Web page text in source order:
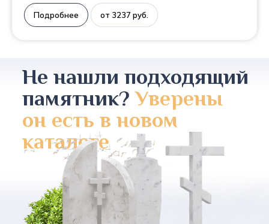
Подробнее от 3237 руб.
Не нашли подходящий
памятник?Уверены
он есть в новом
каталоге